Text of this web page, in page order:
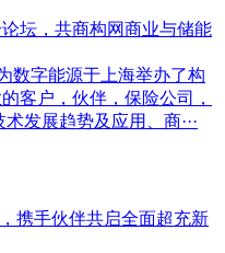
坛，共商构网商业与储能
数字能源于上海举办了构
客户，伙伴，保险公司，
发展趋势及应用、商···